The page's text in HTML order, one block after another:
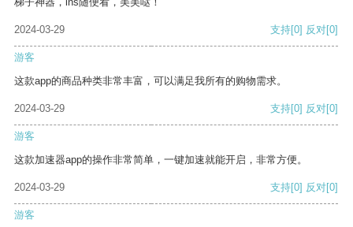
2024-03-29 支持[0] 反对[0]
游客
这款app的商品种类非常丰富，可以满足我所有的购物需求。
2024-03-29 支持[0] 反对[0]
游客
这款加速器app的操作非常简单，一键加速就能开启，非常方便。
2024-03-29 支持[0] 反对[0]
游客